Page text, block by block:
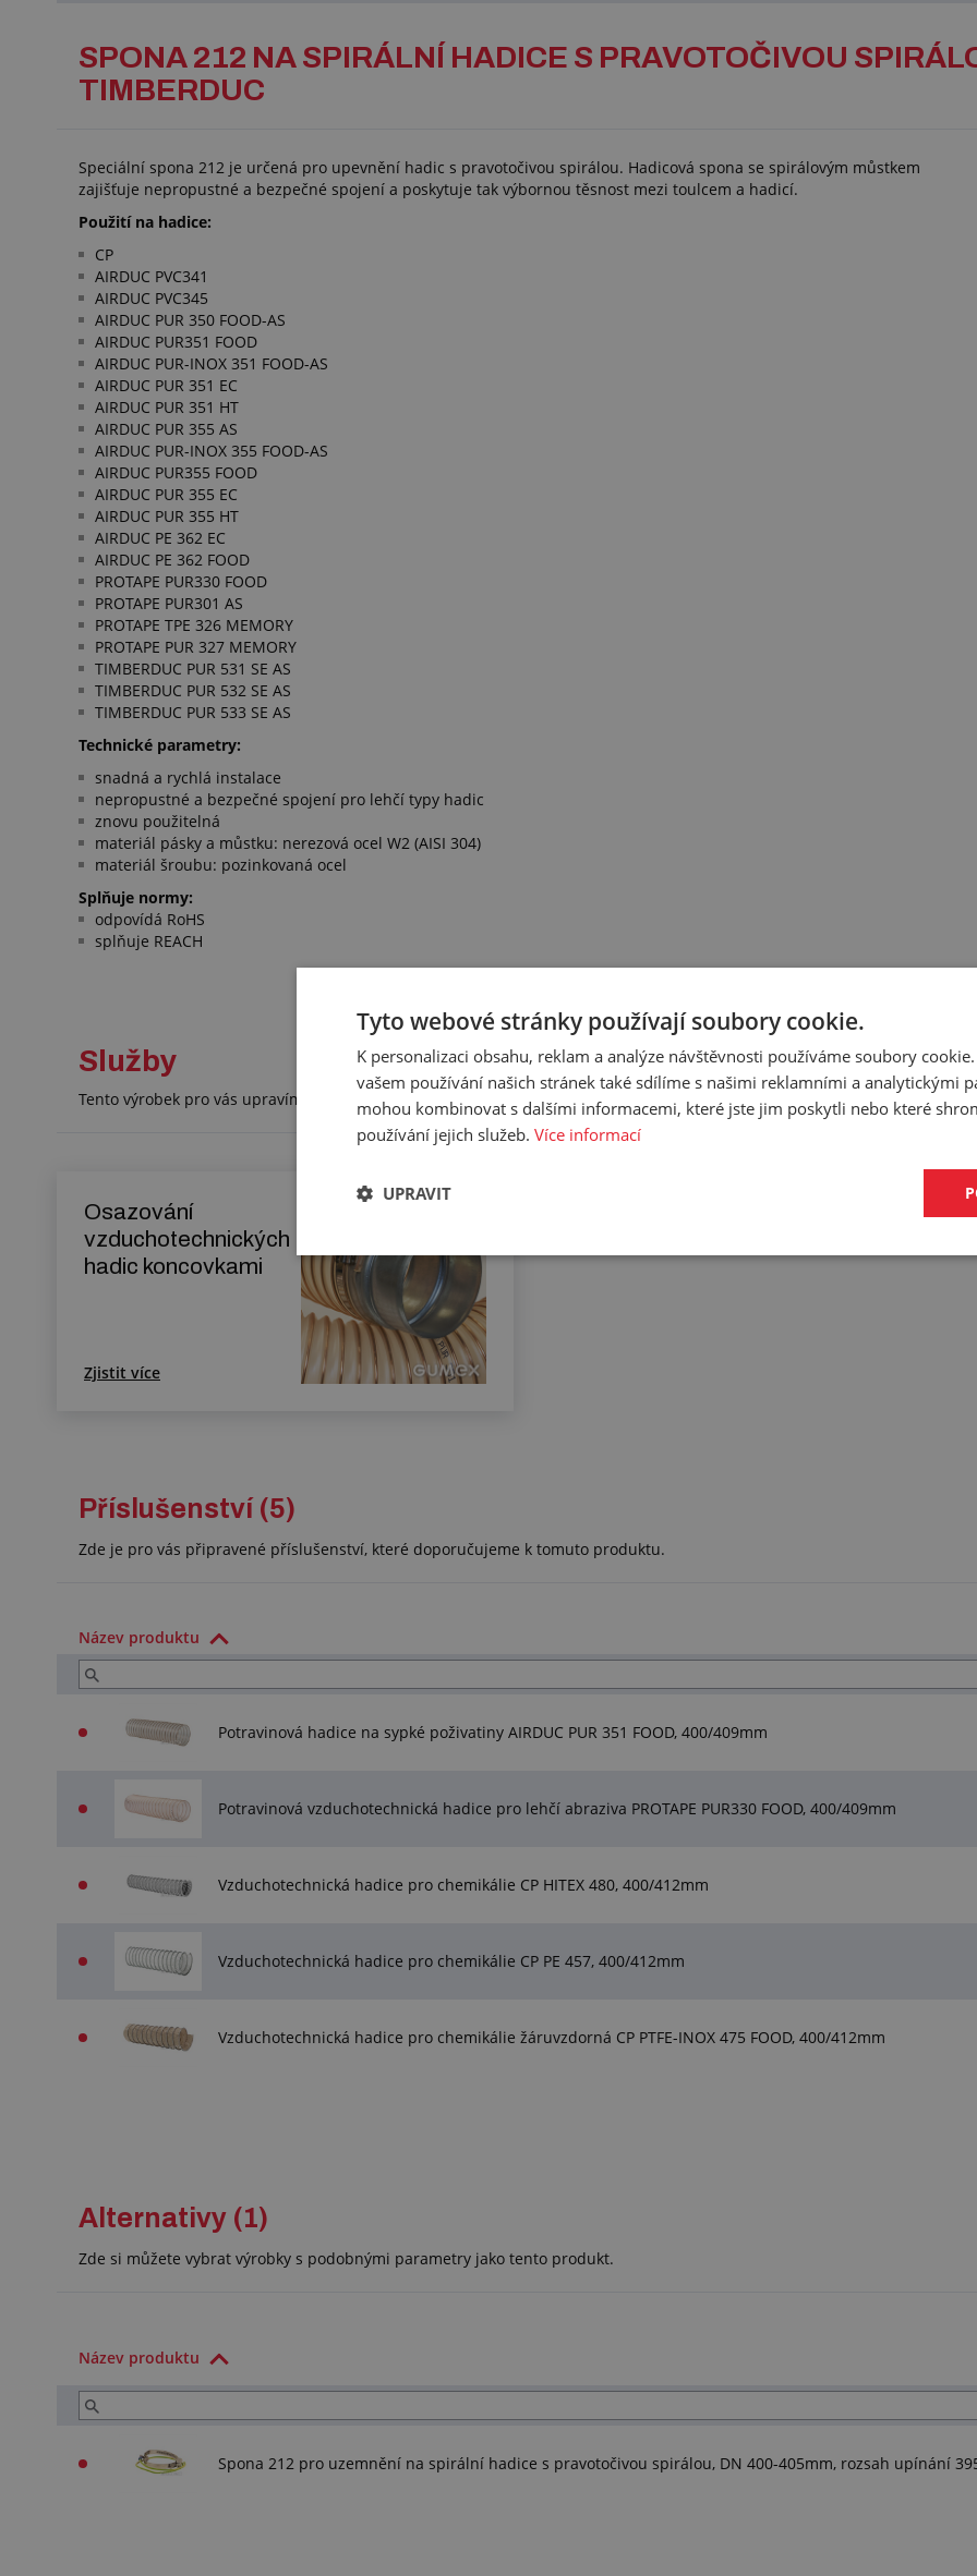
SPONA 212 NA SPIRÁLNÍ HADICE S PRAVOTOČIVOU
TIMBERDUC
Speciální spona 212 je určená pro upevnění hadic s pravotočivou spirálou. Hadicová spona se spirálovým můstkem
zajišťuje nepropustné a bezpečné spojení a poskytuje tak výbornou těsnost mezi toulcem a hadicí.
Použití na hadice:
CP
AIRDUC PVC341
AIRDUC PVC345
AIRDUC PUR 350 FOOD-AS
AIRDUC PUR351 FOOD
AIRDUC PUR-INOX 351 FOOD-AS
AIRDUC PUR 351 EC
AIRDUC PUR 351 HT
AIRDUC PUR 355 AS
AIRDUC PUR-INOX 355 FOOD-AS
AIRDUC PUR355 FOOD
AIRDUC PUR 355 EC
AIRDUC PUR 355 HT
AIRDUC PE 362 EC
AIRDUC PE 362 FOOD
PROTAPE PUR330 FOOD
PROTAPE PUR301 AS
PROTAPE TPE 326 MEMORY
PROTAPE PUR 327 MEMORY
TIMBERDUC PUR 531 SE AS
TIMBERDUC PUR 532 SE AS
TIMBERDUC PUR 533 SE AS
Technické parametry:
snadná a rychlá instalace
nepropustné a bezpečné spojení pro lehčí typy hadic
znovu použitelná
materiál pásky a můstku: nerezová ocel W2 (AISI 304)
materiál šroubu: pozinkovaná ocel
Splňuje normy:
odpovídá RoHS
splňuje REACH
Služby
Tento výrobek pro vás upravíme na míru. Konkrétní specifikaci budete moci upřesnit v poznámce u objednávky.
Osazování
vzduchotechnických
hadic koncovkami
Zjistit více
Příslušenství (5)
Zde je pro vás připravené příslušenství, které doporučujeme k tomuto produktu.
Název produktu
Potravinová hadice na sypké poživatiny AIRDUC PUR 351 FOOD, 400/409mm
Potravinová vzduchotechnická hadice pro lehčí abraziva PROTAPE PUR330 FOOD, 400/409mm
Vzduchotechnická hadice pro chemikálie CP HITEX 480, 400/412mm
Vzduchotechnická hadice pro chemikálie CP PE 457, 400/412mm
Vzduchotechnická hadice pro chemikálie žáruvzdorná CP PTFE-INOX 475 FOOD, 400/412mm
Alternativy (1)
Zde si můžete vybrat výrobky s podobnými parametry jako tento produkt.
Název produktu
Tyto webové stránky používají soubory cookie.
K personalizaci obsahu, reklam a analýze návštěvnosti používáme soubory
vašem používání našich stránek také sdílíme s našimi reklamními a analytickými
mohou kombinovat s dalšími informacemi, které jste jim poskytli nebo které
používání jejich služeb. Více informací
UPRAVIT